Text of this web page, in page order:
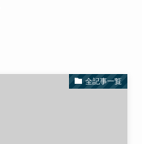
全記事一覧